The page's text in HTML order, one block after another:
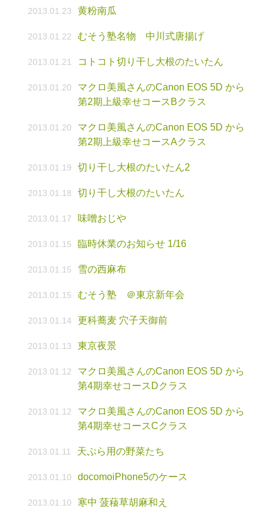
2013.01.23 黄粉南瓜
2013.01.22 むそう塾名物 中川式唐揚げ
2013.01.21 コトコト切り干し大根のたいたん
2013.01.20
マクロ美風さんのCanon EOS 5D から
第2期上級幸せコースBクラス
2013.01.20
マクロ美風さんのCanon EOS 5D から
第2期上級幸せコースAクラス
2013.01.19 切り干し大根のたいたん2
2013.01.18 切り干し大根のたいたん
2013.01.17 味噌おじや
2013.01.15 臨時休業のお知らせ 1/16
2013.01.15 雪の西麻布
2013.01.15 むそう塾 ＠東京新年会
2013.01.14 更科蕎麦 穴子天御前
2013.01.13 東京夜景
2013.01.12
マクロ美風さんのCanon EOS 5D から
第4期幸せコースDクラス
2013.01.12
マクロ美風さんのCanon EOS 5D から
第4期幸せコースCクラス
2013.01.11 天ぷら用の野菜たち
2013.01.10 docomoiPhone5のケース
2013.01.10 寒中 菠薐草胡麻和え